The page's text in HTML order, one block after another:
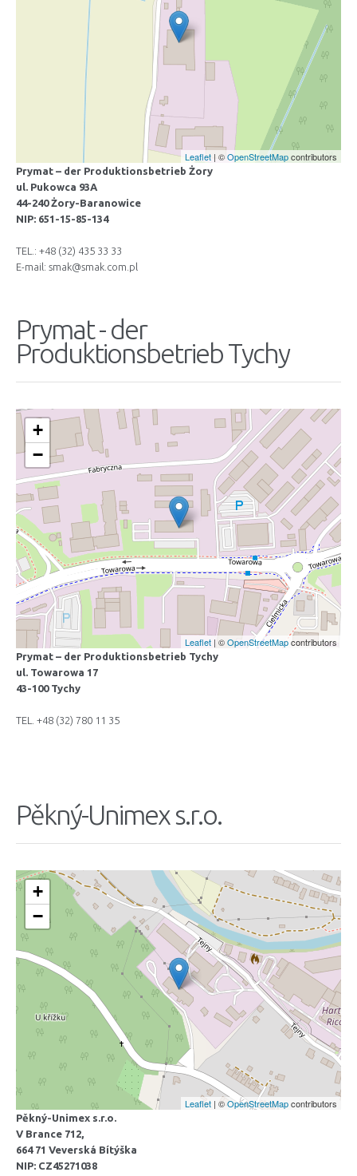
Leaflet | ©OpenStreetMapcontributors
Prymat – der Produktionsbetrieb Żory
ul. Pukowca 93A
44-240 Żory-Baranowice
NIP: 651-15-85-134
TEL.: +48 (32) 435 33 33
E-mail: smak@smak.com.pl
Prymat - der
Produktionsbetrieb Tychy
+
−
Leaflet | ©OpenStreetMapcontributors
Prymat – der Produktionsbetrieb Tychy
ul. Towarowa 17
43-100 Tychy
TEL. +48 (32) 780 11 35
Pěkný-Unimex s.r.o.
+
−
Leaflet | ©OpenStreetMapcontributors
Pěkný-Unimex s.r.o.
V Brance 712,
664 71 Veverská Bítýška
NIP: CZ45271038